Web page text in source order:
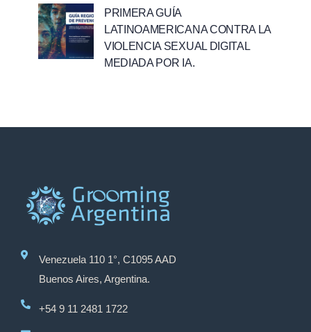
PRIMERA GUÍA
LATINOAMERICANA CONTRA LA
VIOLENCIA SEXUAL DIGITAL
MEDIADA POR IA.
Venezuela 110 1°, C1095 AAD
Buenos Aires, Argentina.
+54 9 11 2481 1722